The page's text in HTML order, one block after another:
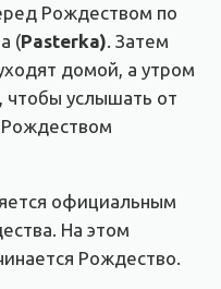
Рождеством по
(Pasterka). Затем
домой, а утром
чтобы услышать от
Рождеством
официальным
На этом
Рождество.